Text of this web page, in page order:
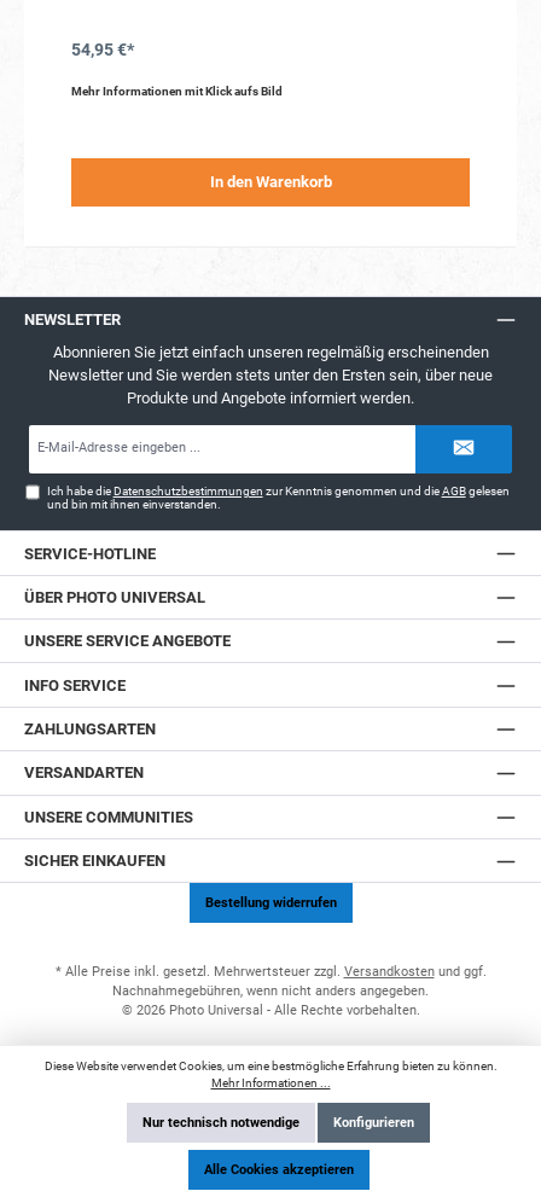
54,95 €*
Mehr Informationen mit Klick aufs Bild
In den Warenkorb
NEWSLETTER
Abonnieren Sie jetzt einfach unseren regelmäßig erscheinenden
Newsletter und Sie werden stets unter den Ersten sein, über neue
Produkte und Angebote informiert werden.
Ich habe dieDatenschutzbestimmungen zur Kenntnis genommen und dieAGBgelesen
und bin mit ihnen einverstanden.
SERVICE-HOTLINE
ÜBER PHOTO UNIVERSAL
UNSERE SERVICE ANGEBOTE
INFO SERVICE
ZAHLUNGSARTEN
VERSANDARTEN
UNSERE COMMUNITIES
SICHER EINKAUFEN
Bestellung widerrufen
* Alle Preise inkl. gesetzl. Mehrwertsteuer zzgl. Versandkostenund ggf.
Nachnahmegebühren, wenn nicht anders angegeben.
© 2026 Photo Universal - Alle Rechte vorbehalten.
Diese Website verwendet Cookies, um eine bestmögliche Erfahrung bieten zu können.
Mehr Informationen ...
Nur technisch notwendige Konfigurieren
Alle Cookies akzeptieren